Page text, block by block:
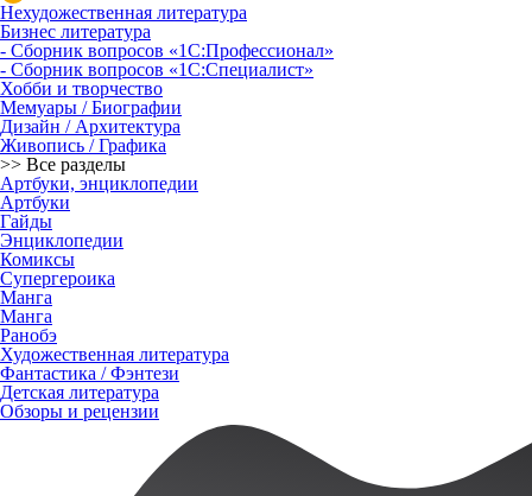
Нехудожественная литература
Бизнес литература
- Сборник вопросов «1С:Профессионал»
- Сборник вопросов «1С:Специалист»
Хобби и творчество
Мемуары / Биографии
Дизайн / Архитектура
Живопись / Графика
>> Все разделы
Артбуки, энциклопедии
Артбуки
Гайды
Энциклопедии
Комиксы
Супергероика
Манга
Манга
Ранобэ
Художественная литература
Фантастика / Фэнтези
Детская литература
Обзоры и рецензии